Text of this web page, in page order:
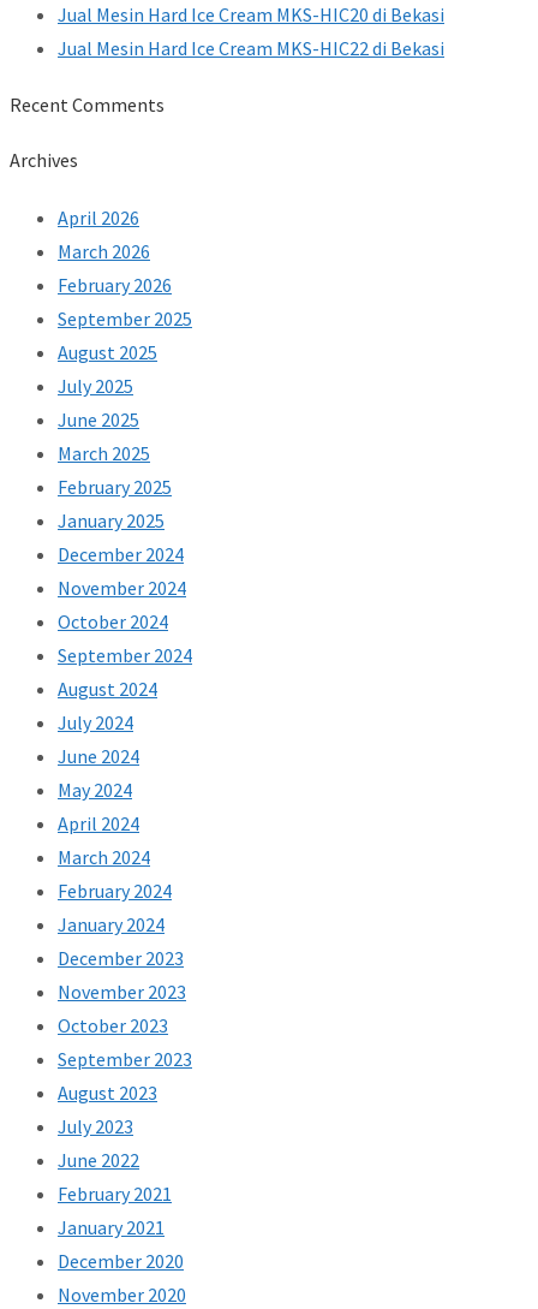
Jual Mesin Hard Ice Cream MKS-HIC20 di Bekasi
Jual Mesin Hard Ice Cream MKS-HIC22 di Bekasi
Recent Comments
Archives
April 2026
March 2026
February 2026
September 2025
August 2025
July 2025
June 2025
March 2025
February 2025
January 2025
December 2024
November 2024
October 2024
September 2024
August 2024
July 2024
June 2024
May 2024
April 2024
March 2024
February 2024
January 2024
December 2023
November 2023
October 2023
September 2023
August 2023
July 2023
June 2022
February 2021
January 2021
December 2020
November 2020